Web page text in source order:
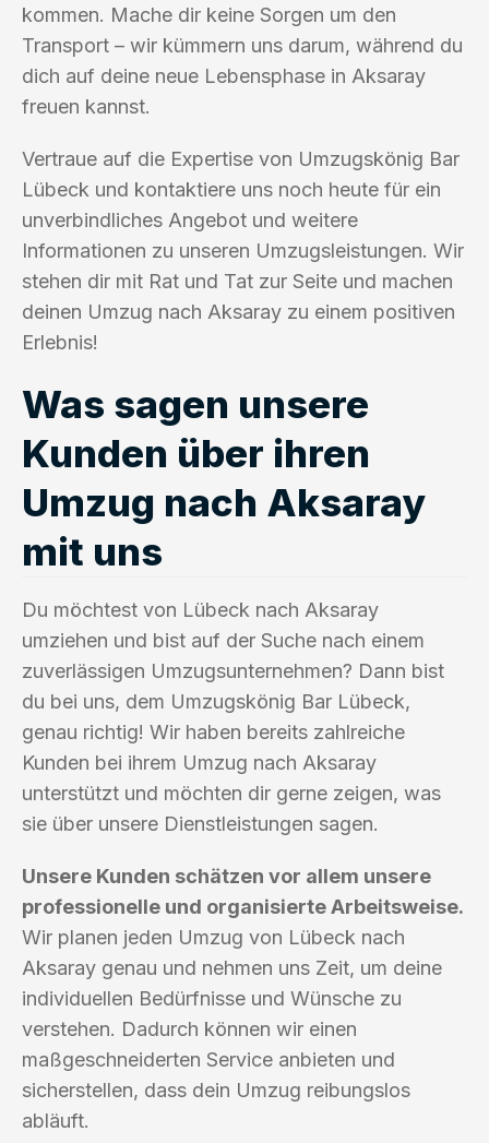
kommen. Mache dir keine Sorgen um den
Transport – wir kümmern uns darum, während du
dich auf deine neue Lebensphase in Aksaray
freuen kannst.
Vertraue auf die Expertise von Umzugskönig Bar
Lübeck und kontaktiere uns noch heute für ein
unverbindliches Angebot und weitere
Informationen zu unseren Umzugsleistungen. Wir
stehen dir mit Rat und Tat zur Seite und machen
deinen Umzug nach Aksaray zu einem positiven
Erlebnis!
Was sagen unsere
Kunden über ihren
Umzug nach Aksaray
mit uns
Du möchtest von Lübeck nach Aksaray
umziehen und bist auf der Suche nach einem
zuverlässigen Umzugsunternehmen? Dann bist
du bei uns, dem Umzugskönig Bar Lübeck,
genau richtig! Wir haben bereits zahlreiche
Kunden bei ihrem Umzug nach Aksaray
unterstützt und möchten dir gerne zeigen, was
sie über unsere Dienstleistungen sagen.
Unsere Kunden schätzen vor allem unsere
professionelle und organisierte Arbeitsweise.
Wir planen jeden Umzug von Lübeck nach
Aksaray genau und nehmen uns Zeit, um deine
individuellen Bedürfnisse und Wünsche zu
verstehen. Dadurch können wir einen
maßgeschneiderten Service anbieten und
sicherstellen, dass dein Umzug reibungslos
abläuft.